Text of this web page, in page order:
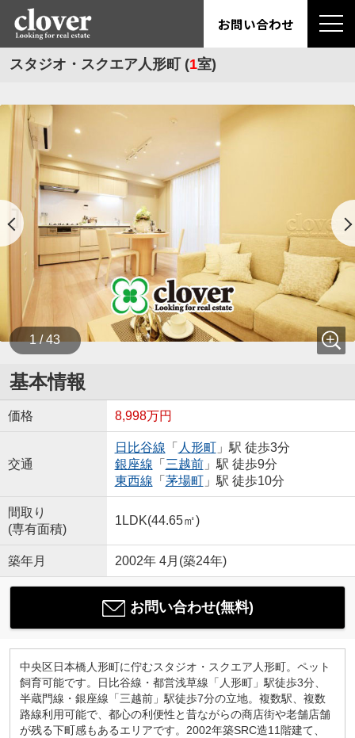
お問い合わせ
スタジオ・スクエア人形町 (1室)
1 / 43
基本情報
価格 8,998万円
交通
日比谷線 「 人形町」駅 徒歩3分
銀座線 「 三越前」駅 徒歩9分
東西線 「 茅場町」駅 徒歩10分
間取り
(専有面積)
1LDK(44.65㎡)
築年月 2002年 4月(築24年)
お問い合わせ(無料)
中央区日本橋人形町に佇むスタジオ・スクエア人形町。ペット
飼育可能です。日比谷線・都営浅草線「人形町」駅徒歩3分、
半蔵門線・銀座線「三越前」駅徒歩7分の立地。複数駅、複数
路線利用可能で、都心の利便性と昔ながらの商店街や老舗店舗
が残る下町感もあるエリアです。2002年築SRC造11階建て、